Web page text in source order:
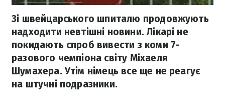
Зі швейцарського шпиталю продовжують
надходити невтішні новини. Лікарі не
покидають спроб вивести з коми 7-
разового чемпіона світу Міхаеля
Шумахера. Утім німець все ще не реагує
на штучні подразники.